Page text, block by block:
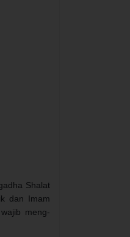
Shalat
dan Imam
meng-